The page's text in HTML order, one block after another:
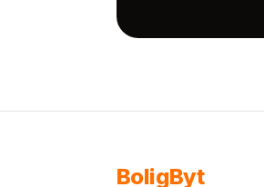
BoligByt